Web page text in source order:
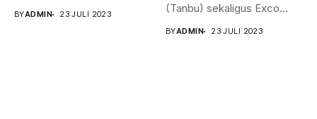
BYADMIN 23 JULI 2023
(Tanbu) sekaligus Exco
BYADMIN 23 JULI 2023